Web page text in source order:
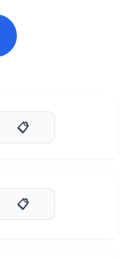
📋
📋